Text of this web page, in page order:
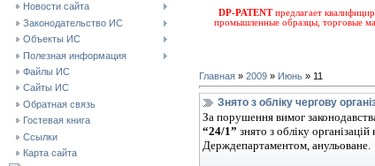
Новости сайта
Законодательство ИС
Объекты ИС
Полезная информация
Файлы ИС
Сайты ИС
Обратная связь
Гостевая книга
Ссылки
Карта сайта
DP-PATENTпредлагает
промышленные образцы, торговые
Главная » 2009 » Июнь » 11
Знято з обліку чергову
За порушення вимог
“24/1” знято з обліку
Держдепартаментом, анульоване.